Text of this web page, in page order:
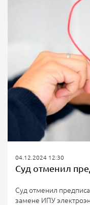
распознать по
Мошенники
04.12.2024 12:30
Суд отменил
замене ИПУ